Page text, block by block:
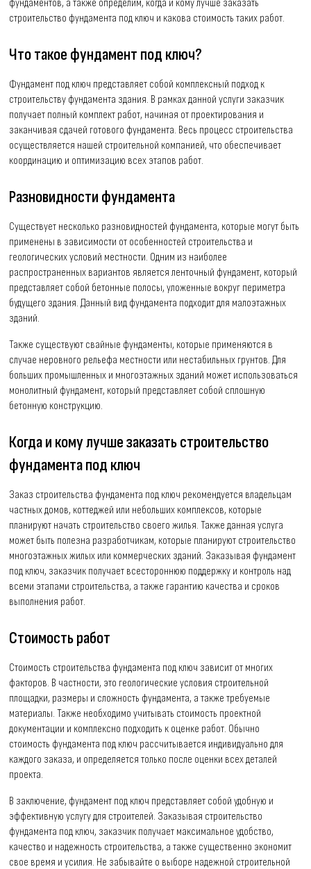
фундаментов, а также определим, когда и кому лучше заказать
строительство фундамента под ключ и какова стоимость таких работ.
Что такое фундамент под ключ?
Фундамент под ключ представляет собой комплексный подход к
строительству фундамента здания. В рамках данной услуги заказчик
получает полный комплект работ, начиная от проектирования и
заканчивая сдачей готового фундамента. Весь процесс строительства
осуществляется нашей строительной компанией, что обеспечивает
координацию и оптимизацию всех этапов работ.
Разновидности фундамента
Существует несколько разновидностей фундамента, которые могут быть
применены в зависимости от особенностей строительства и
геологических условий местности. Одним из наиболее
распространенных вариантов является ленточный фундамент, который
представляет собой бетонные полосы, уложенные вокруг периметра
будущего здания. Данный вид фундамента подходит для малоэтажных
зданий.
Также существуют свайные фундаменты, которые применяются в
случае неровного рельефа местности или нестабильных грунтов. Для
больших промышленных и многоэтажных зданий может использоваться
монолитный фундамент, который представляет собой сплошную
бетонную конструкцию.
Когда и кому лучше заказать строительство
фундамента под ключ
Заказ строительства фундамента под ключ рекомендуется владельцам
частных домов, коттеджей или небольших комплексов, которые
планируют начать строительство своего жилья. Также данная услуга
может быть полезна разработчикам, которые планируют строительство
многоэтажных жилых или коммерческих зданий. Заказывая фундамент
под ключ, заказчик получает всестороннюю поддержку и контроль над
всеми этапами строительства, а также гарантию качества и сроков
выполнения работ.
Стоимость работ
Стоимость строительства фундамента под ключ зависит от многих
факторов. В частности, это геологические условия строительной
площадки, размеры и сложность фундамента, а также требуемые
материалы. Также необходимо учитывать стоимость проектной
документации и комплексно подходить к оценке работ. Обычно
стоимость фундамента под ключ рассчитывается индивидуально для
каждого заказа, и определяется только после оценки всех деталей
проекта.
В заключение, фундамент под ключ представляет собой удобную и
эффективную услугу для строителей. Заказывая строительство
фундамента под ключ, заказчик получает максимальное удобство,
качество и надежность строительства, а также существенно экономит
свое время и усилия. Не забывайте о выборе надежной строительной